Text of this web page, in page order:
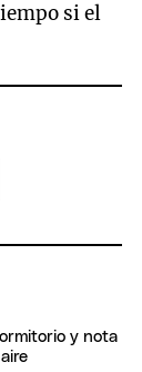
si el
y nota